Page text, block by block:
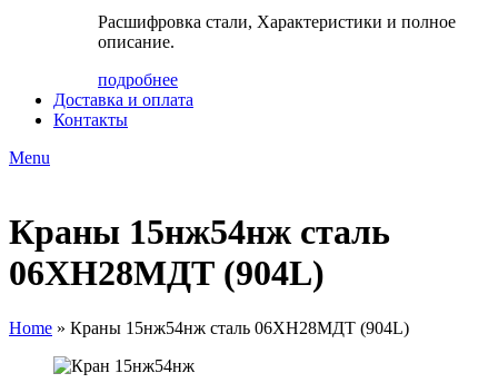
Расшифровка стали, Характеристики и полное
описание.
подробнее
Доставка и оплата
Контакты
Menu
Краны 15нж54нж сталь
06ХН28МДТ (904L)
Home » Краны 15нж54нж сталь 06ХН28МДТ (904L)